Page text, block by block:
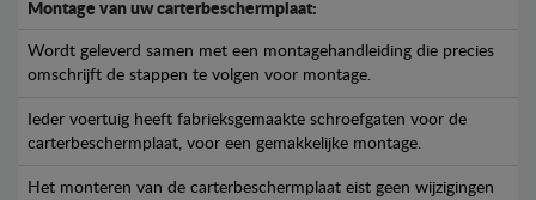
Montage van uw carterbeschermplaat:
Wordt geleverd samen met een montagehandleiding die precies
omschrijft de stappen te volgen voor montage.
Ieder voertuig heeft fabrieksgemaakte schroefgaten voor de
carterbeschermplaat, voor een gemakkelijke montage.
Het monteren van de carterbeschermplaat eist geen wijzigingen